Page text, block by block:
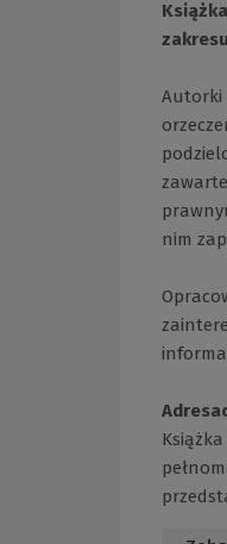
Autorki
nim